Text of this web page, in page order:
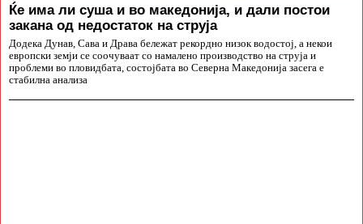
Ќе има ли суша и во македонија, и дали постои
закана од недостаток на струја
Додека Дунав, Сава и Драва бележат рекордно низок водостој, а некои
европски земји се соочуваат со намалено производство на струја и
проблеми во пловидбата, состојбата во Северна Македонија засега е
стабилна анализа